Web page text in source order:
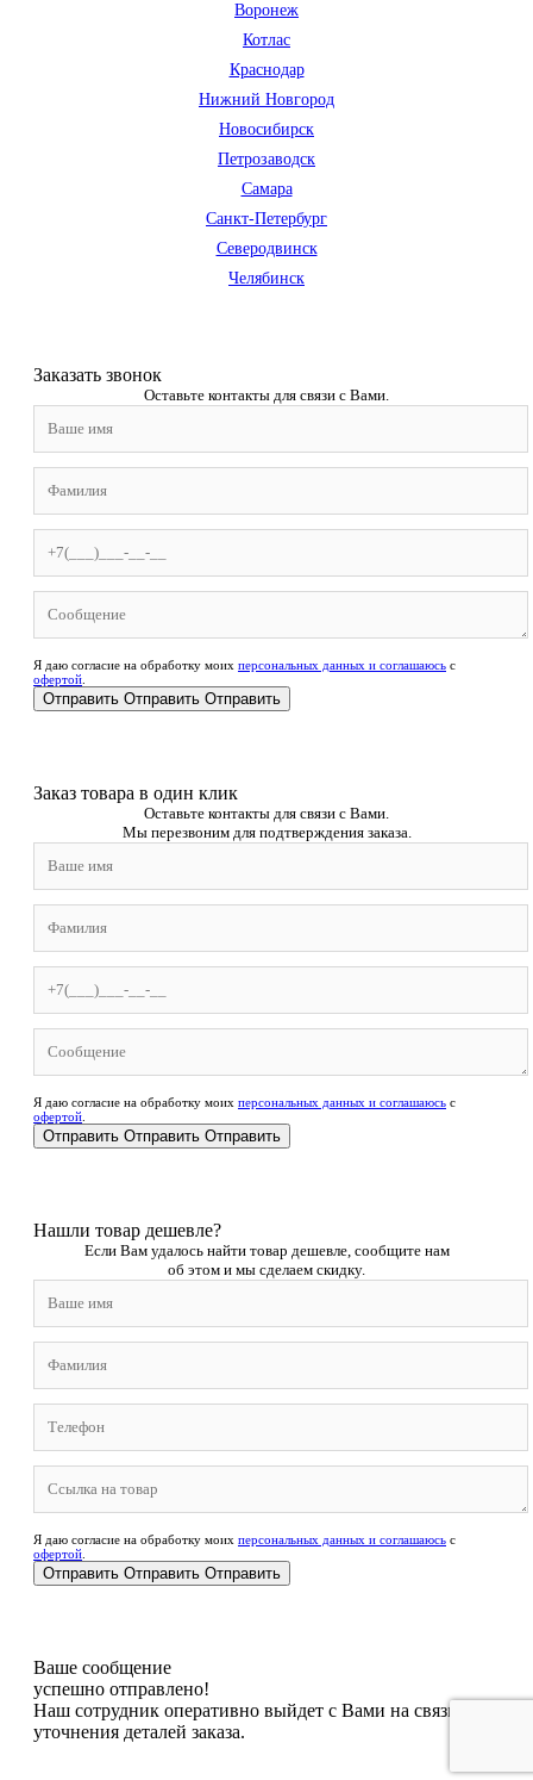
Воронеж
Котлас
Краснодар
Нижний Новгород
Новосибирск
Петрозаводск
Самара
Санкт-Петербург
Северодвинск
Челябинск
Заказать звонoк
Оставьте контакты для связи с Вами.
Я даю согласие на обработку моих персональных данных и соглашаюсь с
офертой
Отправить Отправить Отправить
Заказ товара в один клик
Оставьте контакты для связи с Вами.
Мы перезвоним для подтверждения заказа.
Я даю согласие на обработку моих персональных данных и соглашаюсь с
офертой
Отправить Отправить Отправить
Нашли товар дешевле?
Если Вам удалось найти товар дешевле, сообщите нам
об этом и мы сделаем скидку.
Я даю согласие на обработку моих персональных данных и соглашаюсь с
офертой
Отправить Отправить Отправить
Ваше сообщение
успешно отправлено!
Наш сотрудник оперативно выйдет с Вами на связь для
уточнения деталей заказа.